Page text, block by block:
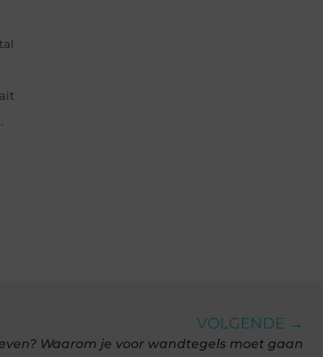
VOLGENDE →
Waarom je voor wandtegels moet gaan